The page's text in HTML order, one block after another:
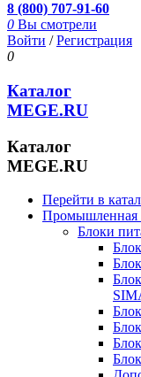
8 (800) 707-91-60
0 Вы смотрели
Войти /Регистрация
0
Каталог
MEGE.RU
Каталог
MEGE.RU
Перейти в
Промышленная
Блоки